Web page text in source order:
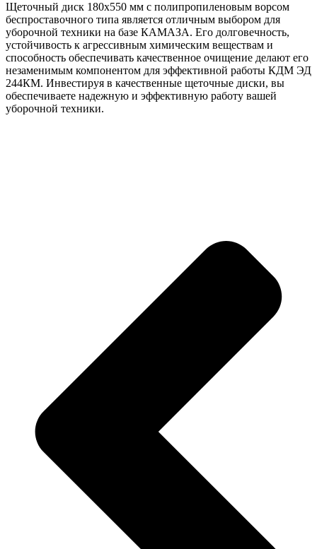
Щеточный диск 180х550 мм с полипропиленовым ворсом
беспроставочного типа является отличным выбором для
уборочной техники на базе КАМАЗА. Его долговечность,
устойчивость к агрессивным химическим веществам и
способность обеспечивать качественное очищение делают его
незаменимым компонентом для эффективной работы КДМ ЭД
244КМ. Инвестируя в качественные щеточные диски, вы
обеспечиваете надежную и эффективную работу вашей
уборочной техники.